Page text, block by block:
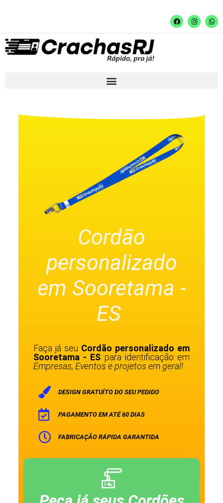
Cordão
personalizado
em Sooretama -
ES
Faça já seu Cordão personalizado em
Sooretama - ES para identificação em
Empresas, Eventos e projetos em geral!
DESIGN GRATUÍTO DO SEU PEDIDO
PAGAMENTO EM ATÉ 60 DIAS
FABRICAÇÃO RÁPIDA GARANTIDA